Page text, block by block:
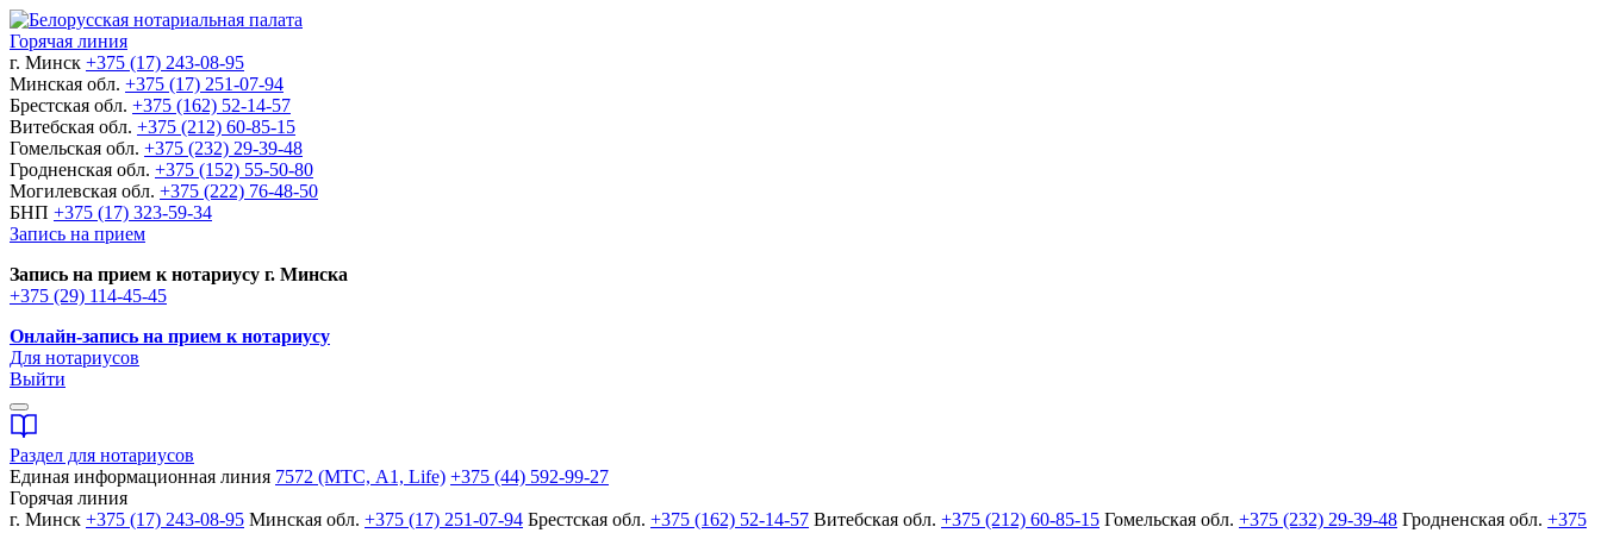
Горячая линия
г. Минск +375 (17) 243-08-95
Минская обл. +375 (17) 251-07-94
Брестская обл. +375 (162) 52-14-57
Витебская обл. +375 (212) 60-85-15
Гомельская обл. +375 (232) 29-39-48
Гродненская обл. +375 (152) 55-50-80
Могилевская обл. +375 (222) 76-48-50
БНП +375 (17) 323-59-34
Запись на прием
Запись на прием к нотариусу г. Минска
+375 (29) 114-45-45
Онлайн-запись на прием к нотариусу
Для нотариусов
Выйти
Раздел для нотариусов
Единая информационная линия 7572 (МТС, A1, Life) +375 (44) 592-99-27
Горячая линия
г. Минск +375 (17) 243-08-95 Минская обл. +375 (17) 251-07-94 Брестская обл. +375 (162) 52-14-57 Витебская обл. +375 (212) 60-85-15 Гомельская обл. +375 (232) 29-39-48 Гродненская обл. +375